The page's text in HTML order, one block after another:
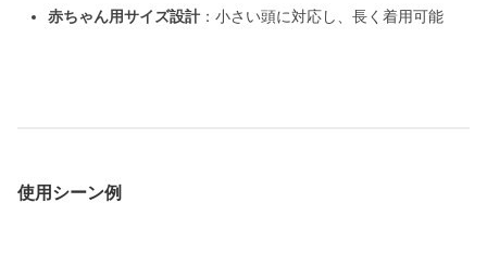
赤ちゃん用サイズ設計 ：小さい頭に対応し、長く着用可能
使用シーン例